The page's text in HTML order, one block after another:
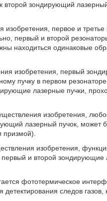
зондирующий
изобретения, первое и
первый и второй
находиться одинаковые
изобретения, первый
пучку в первом
лазерные пучки,
изобретения,
лазерный пучок, может
призмой).
изобретения,
и второй зондирующие
фототермическое
следов газов,